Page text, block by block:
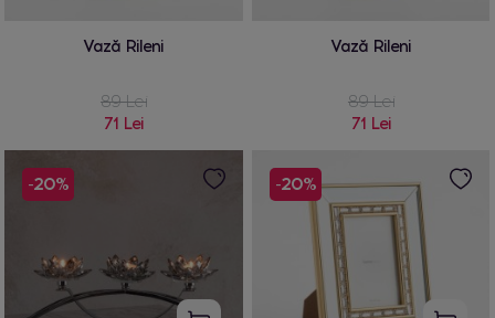
Vază Rileni
89 Lei
71 Lei
Vază Rileni
89 Lei
71 Lei
-20% -20%